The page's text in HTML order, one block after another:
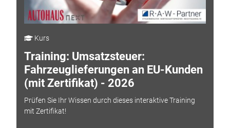
Kurs
Training: Umsatzsteuer:
Fahrzeuglieferungen an EU-Kunden
(mit Zertifikat) - 2026
Prüfen Sie Ihr Wissen durch dieses interaktive Training
mit Zertifikat!